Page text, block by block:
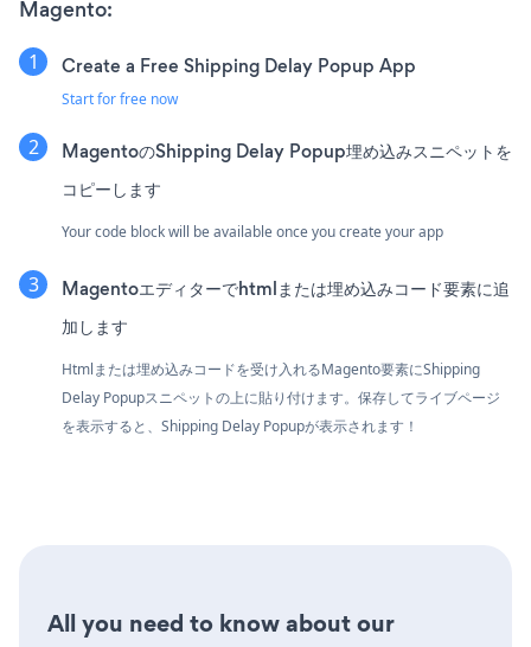
Magento:
Create a Free Shipping Delay Popup App
Start for free now
MagentoのShipping Delay Popup埋め込みスニペットを
コピーします
Your code block will be available once you create your app
Magentoエディターでhtmlまたは埋め込みコード要素に追
加します
Htmlまたは埋め込みコードを受け入れるMagento要素にShipping
Delay Popupスニペットの上に貼り付けます。保存してライブページ
を表示すると、Shipping Delay Popupが表示されます！
All you need to know about our